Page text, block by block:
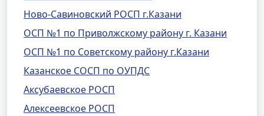
Ново-Савиновский РОСП г.Казани
ОСП №1 по Приволжскому району г. Казани
ОСП №1 по Советскому району г.Казани
Казанское СОСП по ОУПДС
Аксубаевское РОСП
Алексеевское РОСП